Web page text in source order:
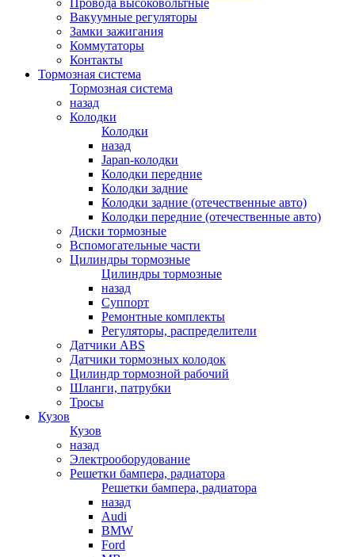
Провода высоковольтные
Вакуумные регуляторы
Замки зажигания
Коммутаторы
Контакты
Тормозная система
Тормозная система
назад
Колодки
Колодки
назад
Japan-колодки
Колодки передние
Колодки задние
Колодки задние (отечественные авто)
Колодки передние (отечественные авто)
Диски тормозные
Вспомогательные части
Цилиндры тормозные
Цилиндры тормозные
назад
Суппорт
Ремонтные комплекты
Регуляторы, распределители
Датчики ABS
Датчики тормозных колодок
Цилиндр тормозной рабочий
Шланги, патрубки
Тросы
Кузов
Кузов
назад
Электрооборудование
Решетки бампера, радиатора
Решетки бампера, радиатора
назад
Audi
BMW
Ford